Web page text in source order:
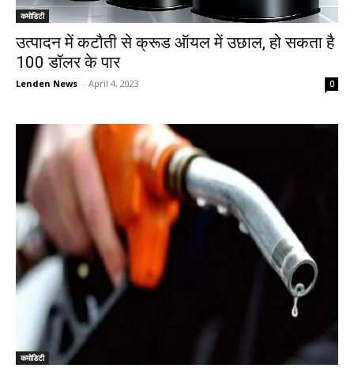
कमोडिटी
उत्पादन में कटौती से क्रूड ऑयल में उछाल, हो सकता है
100 डॉलर के पार
Lenden News - April 4, 2023 0
कमोडिटी